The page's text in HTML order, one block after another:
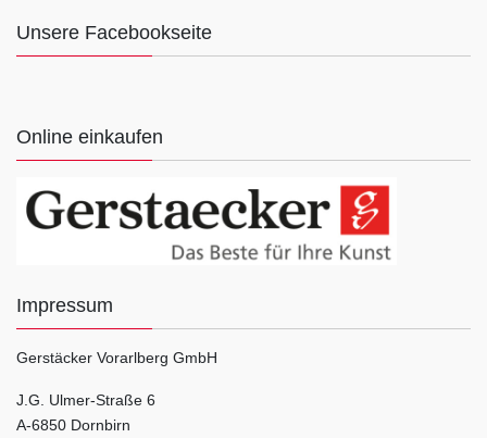
Unsere Facebookseite
Online einkaufen
Impressum
Gerstäcker Vorarlberg GmbH
J.G. Ulmer-Straße 6
A-6850 Dornbirn